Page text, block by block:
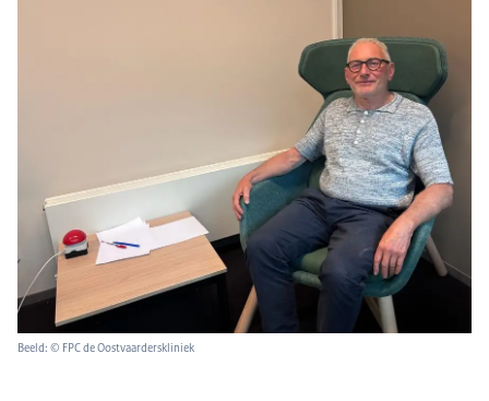
Beeld: © FPC de Oostvaarderskliniek